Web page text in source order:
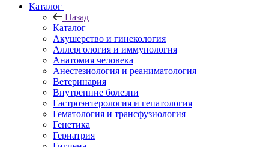
Каталог
Назад
Каталог
Акушерство и гинекология
Аллергология и иммунология
Анатомия человека
Анестезиология и реаниматология
Ветеринария
Внутренние болезни
Гастроэнтерология и гепатология
Гематология и трансфузиология
Генетика
Гериатрия